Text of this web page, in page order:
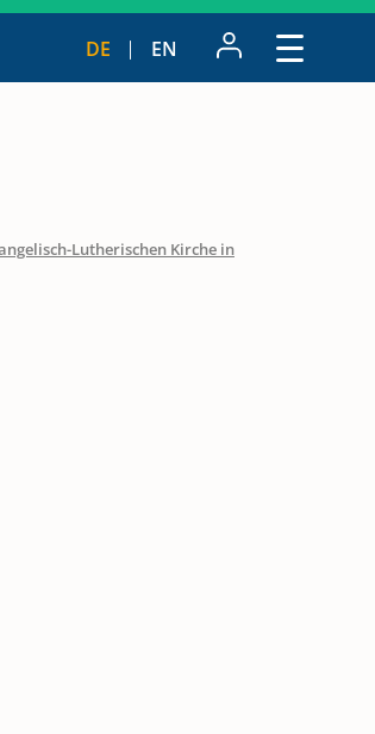
DE EN
Lutherischen Kirche in